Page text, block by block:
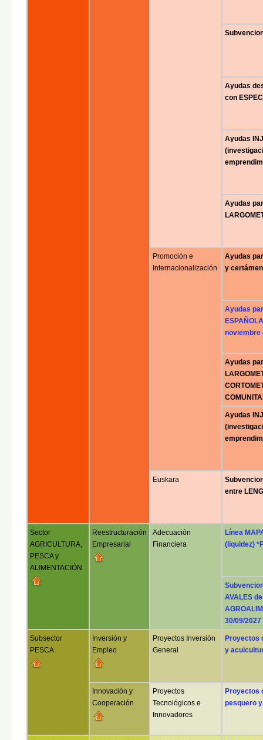
Ayudas
con
Ayudas
Ayudas
Promoción e
Internacionalización
Ayudas
y
Ayudas
noviembre
Ayudas
Ayudas
Euskara
entre
Sector
AGRICULTURA,
PESCA y
ALIMENTACIÓN
Reestructuración
Empresarial
Adecuación
Financiera
Línea
(liquidez)
AVALES
30/09/2027
Subsector
PESCA
Inversión y
Empleo
Proyectos Inversión
General
Proyectos
y
Innovación y
Cooperación
Proyectos
Tecnológicos e
Innovadores
Proyectos
pesquero